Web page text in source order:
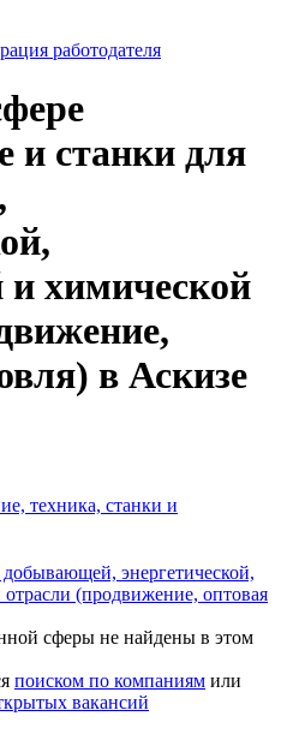
работодателя
и станки для
и химической
в Аскизе
техника, станки и
энергетической,
(продвижение, оптовая
сферы не найдены в этом
поиском по компаниям или
вакансий